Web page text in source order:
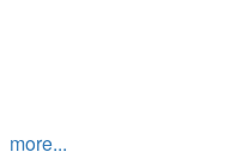
more...